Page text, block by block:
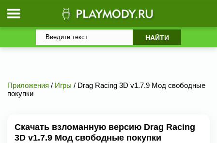
Приложения / Игры / Drag Racing 3D v1.7.9 Мод свободные
покупки
Скачать взломанную версию Drag Racing
3D v1.7.9 Мод свободные покупки